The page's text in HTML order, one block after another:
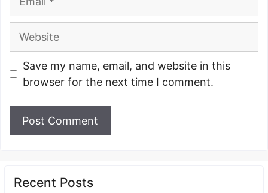
Website
Save my name, email, and website in this
browser for the next time I comment.
Recent Posts